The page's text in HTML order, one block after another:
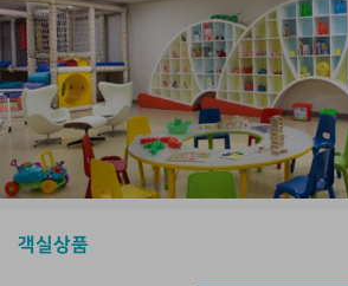
객실상품